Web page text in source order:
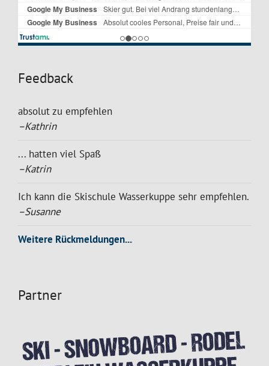
Feedback
absolut zu empfehlen
–Kathrin
... hatten viel Spaß
–Katrin
Ich kann die Skischule Wasserkuppe sehr empfehlen.
–Susanne
Weitere Rückmeldungen...
Partner